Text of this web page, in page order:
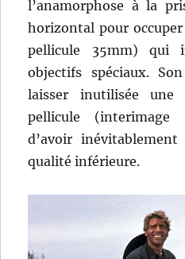
l’anamorphose à la
horizontal pour
pellicule 35mm) qui
objectifs spéciaux.
laisser inutilisée
pellicule
d’avoir
qualité inférieure.